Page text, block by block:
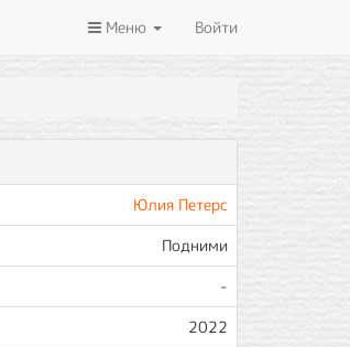
Меню Войти
Юлия Петерс
Подними
-
2022